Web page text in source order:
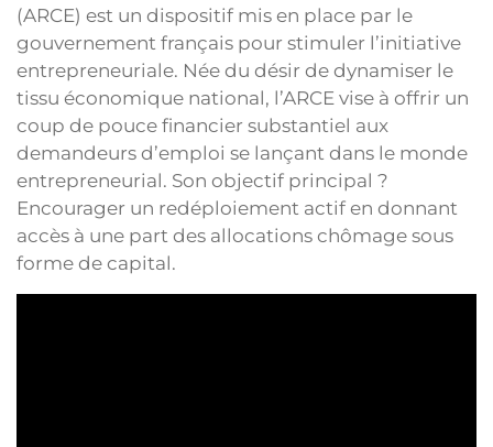
(ARCE) est un dispositif mis en place par le
gouvernement français pour stimuler l’initiative
entrepreneuriale. Née du désir de dynamiser le
tissu économique national, l’ARCE vise à offrir un
coup de pouce financier substantiel aux
demandeurs d’emploi se lançant dans le monde
entrepreneurial. Son objectif principal ?
Encourager un redéploiement actif en donnant
accès à une part des allocations chômage sous
forme de capital.